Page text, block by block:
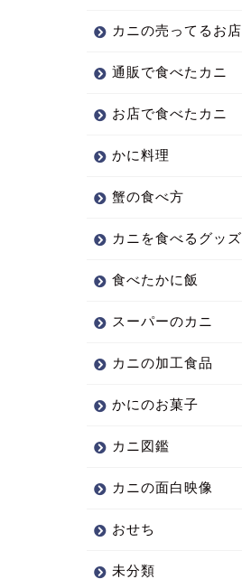
カニの売ってるお店
通販で食べたカニ
お店で食べたカニ
かに料理
蟹の食べ方
カニを食べるグッズ
食べたかに飯
スーパーのカニ
カニの加工食品
かにのお菓子
カニ図鑑
カニの面白映像
おせち
未分類